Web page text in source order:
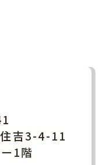
吉3-4-11
1階